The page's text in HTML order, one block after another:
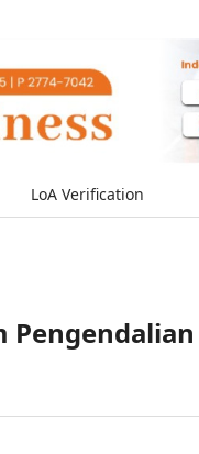
LoA Verification
Pengendalian